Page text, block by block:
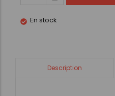
En stock
Description